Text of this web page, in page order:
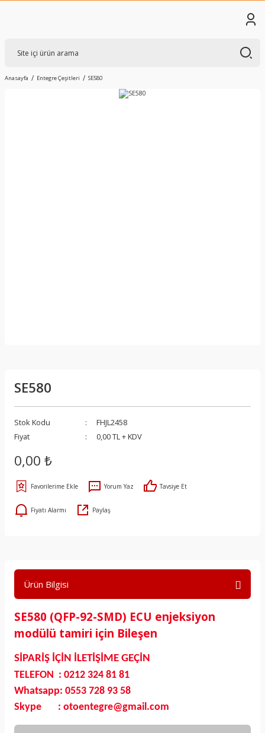
Anasayfa Entegre Çeşitleri SE580
SE580
Stok Kodu
FHJL2458
Fiyat
0,00 TL + KDV
0,00 ₺
Yorum Yaz Tavsiye Et
Fiyatı Alarmı Paylaş
Ürün Bilgisi
SE580 (QFP-92-SMD) ECU enjeksiyon
modülü tamiri için Bileşen
SİPARİŞ İÇİN İLETİŞİME GEÇİN
TELEFON : 0212 324 81 81
Whatsapp: 0553 728 93 58
Skype : otoentegre@gmail.com